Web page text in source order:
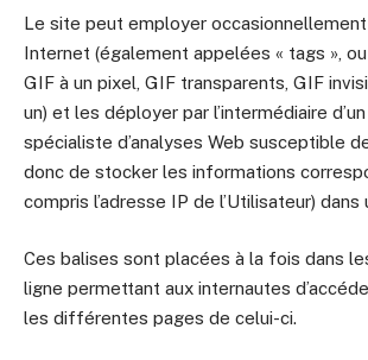
Le site peut employer
Internet (également appelées « tags », ou
GIF à un pixel, GIF transparents, GIF
un) et les déployer par l’intermédiaire
spécialiste d’analyses Web susceptible
donc de stocker les informations
compris l’adresse IP de l’Utilisateur) dans
Ces balises sont placées à la fois dans
ligne permettant aux internautes
les différentes pages de celui-ci.